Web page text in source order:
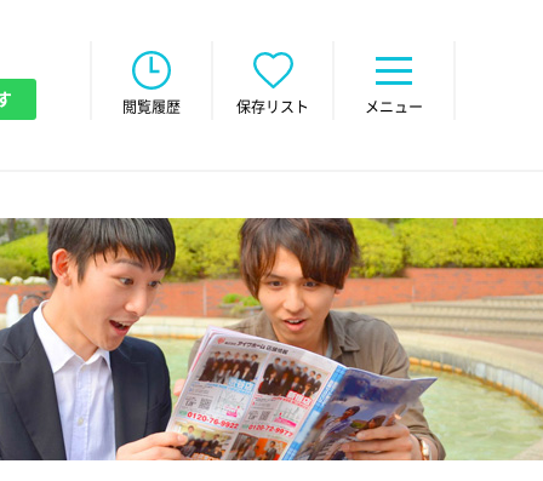
閲覧履歴 保存リスト メニュー